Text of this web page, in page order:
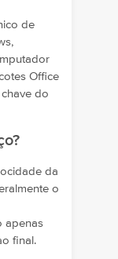
de
Office
do
da
o
apenas
final.